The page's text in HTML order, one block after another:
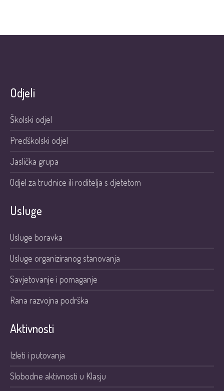
Odjeli
Školski odjel
Predškolski odjel
Jaslička grupa
Odjel za trudnice ili roditelja s djetetom
Usluge
Usluge boravka
Usluge organiziranog stanovanja
Savjetovanje i pomaganje
Rana razvojna podrška
Aktivnosti
Izleti i putovanja
Slobodne aktivnosti u Klasju